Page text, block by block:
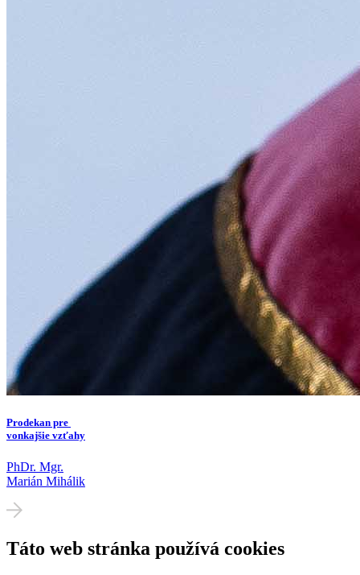
Prodekan pre
vonkajšie vzťahy
PhDr. Mgr.
Marián Mihálik
Táto web stránka používá cookies